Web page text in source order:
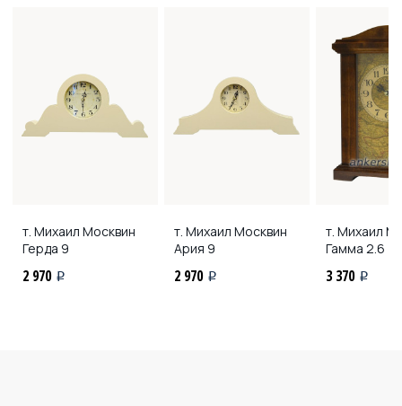
т. Михаил Москвин
Герда 9
2 970 i
т. Михаил Москвин
Ария 9
2 970 i
т. Михаил
Гамма 2.6
3 370 i